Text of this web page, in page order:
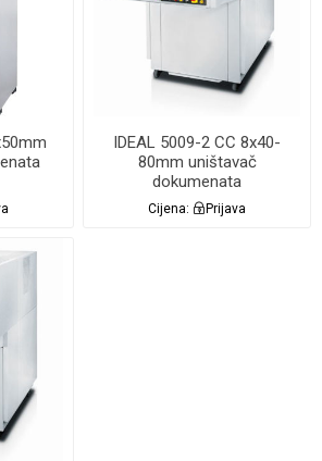
IDEAL 5009-2 CC 8x40-
80mm uništavač
dokumenata
Cijena: Prijava